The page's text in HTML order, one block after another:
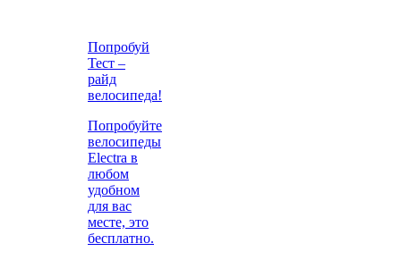
Попробуй
Тест –
райд
велосипеда!
Попробуйте
велосипеды
Electra в
любом
удобном
для вас
месте, это
бесплатно.